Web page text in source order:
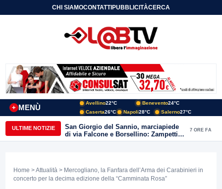
CHI SIAMOCONTATTIPUBBLICITÀCERCA
MENÙ
+
Avellino22°C Benevento24°C
Caserta26°C Napoli28°C Salerno27°C
ULTIME NOTIZIE
San Giorgio del Sannio, marciapiede
di via Falcone e Borsellino: Zampetti e
Lombardi replicano alle polemiche
7 ORE FA
Home >Attualità > Mercogliano, la Fanfara dell’Arma dei Carabinieri in
concerto per la decima edizione della “Camminata Rosa”